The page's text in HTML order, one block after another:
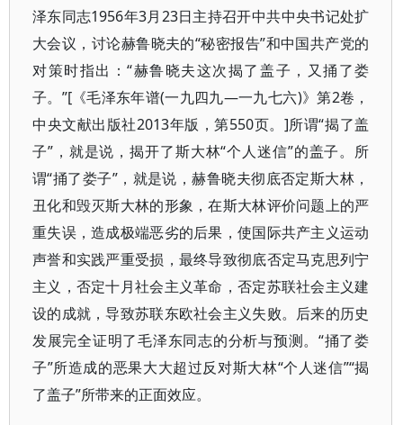
泽东同志1956年3月23日主持召开中共中央书记处扩
大会议，讨论赫鲁晓夫的“秘密报告”和中国共产党的
对策时指出：“赫鲁晓夫这次揭了盖子，又捅了娄
子。”[《毛泽东年谱(一九四九—一九七六)》第2卷，
中央文献出版社2013年版，第550页。]所谓“揭了盖
子”，就是说，揭开了斯大林“个人迷信”的盖子。所
谓“捅了娄子”，就是说，赫鲁晓夫彻底否定斯大林，
丑化和毁灭斯大林的形象，在斯大林评价问题上的严
重失误，造成极端恶劣的后果，使国际共产主义运动
声誉和实践严重受损，最终导致彻底否定马克思列宁
主义，否定十月社会主义革命，否定苏联社会主义建
设的成就，导致苏联东欧社会主义失败。后来的历史
发展完全证明了毛泽东同志的分析与预测。“捅了娄
子”所造成的恶果大大超过反对斯大林“个人迷信”“揭
了盖子”所带来的正面效应。